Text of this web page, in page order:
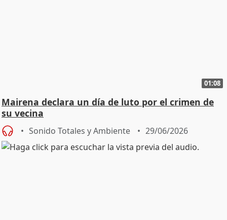
01:08
Mairena declara un día de luto por el crimen de
su vecina
Sonido Totales y Ambiente 29/06/2026